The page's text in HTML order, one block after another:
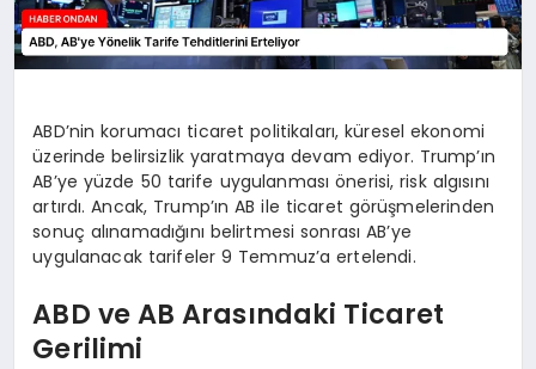
ABD’nin korumacı ticaret politikaları, küresel ekonomi
üzerinde belirsizlik yaratmaya devam ediyor. Trump’ın
AB’ye yüzde 50 tarife uygulanması önerisi, risk algısını
artırdı. Ancak, Trump’ın AB ile ticaret görüşmelerinden
sonuç alınamadığını belirtmesi sonrası AB’ye
uygulanacak tarifeler 9 Temmuz’a ertelendi.
ABD ve AB Arasındaki Ticaret
Gerilimi